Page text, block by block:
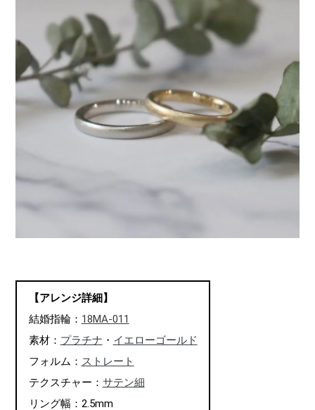
【アレンジ詳細】
結婚指輪： 18MA-011
素材： プラチナ ・ イエローゴールド
フォルム： ストレート
テクスチャー： サテン細
リング幅：2.5mm